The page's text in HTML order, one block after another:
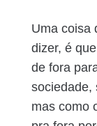
Uma coisa
dizer, é
de fora
sociedade,
mas como